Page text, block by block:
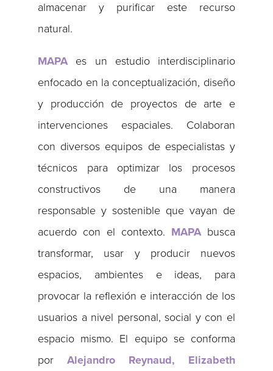
almacenar y purificar este recurso
natural.
MAPA es un estudio interdisciplinario
enfocado en la conceptualización, diseño
y producción de proyectos de arte e
intervenciones espaciales. Colaboran
con diversos equipos de especialistas y
técnicos para optimizar los procesos
constructivos de una manera
responsable y sostenible que vayan de
acuerdo con el contexto. MAPA busca
transformar, usar y producir nuevos
espacios, ambientes e ideas, para
provocar la reflexión e interacción de los
usuarios a nivel personal, social y con el
espacio mismo. El equipo se conforma
porAlejandro Reynaud, Elizabeth